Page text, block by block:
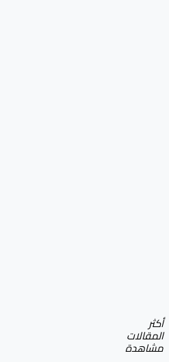
أكثر
المقالات
مشاهدة